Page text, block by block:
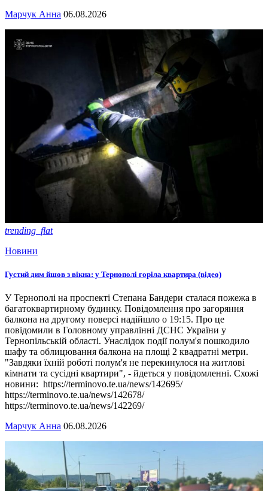
Марчук Анна 06.08.2026
trending_flat
Новини
Густий дим йшов з вікна: у Тернополі горіла квартира (відео)
У Тернополі на проспекті Степана Бандери сталася пожежа в
багатоквартирному будинку. Повідомлення про загоряння
балкона на другому поверсі надійшло о 19:15. Про це
повідомили в Головному управлінні ДСНС України у
Тернопільській області. Унаслідок події полум'я пошкодило
шафу та облицювання балкона на площі 2 квадратні метри.
"Завдяки їхній роботі полум'я не перекинулося на житлові
кімнати та сусідні квартири", - йдеться у повідомленні. Схожі
новини: https://terminovo.te.ua/news/142695/
https://terminovo.te.ua/news/142678/
https://terminovo.te.ua/news/142269/
Марчук Анна 06.08.2026